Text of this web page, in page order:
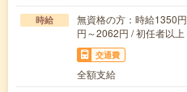
時給
無資格の方：時給1350
円～2062円 / 初任者以
交通費
全額支給